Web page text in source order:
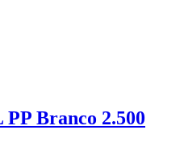
Branco 2.500